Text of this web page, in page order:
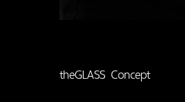
theGLASS Concept